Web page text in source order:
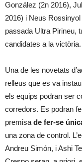
González (2n 2016),
2016) i Neus
passada Ultra Pirineu,
candidates a la victòria.
Una de les novetats
relleus que es va
els equips podran ser
corredors. Es podran
premisa de fer-se
una zona de control.
Andreu Simón, i Ashi